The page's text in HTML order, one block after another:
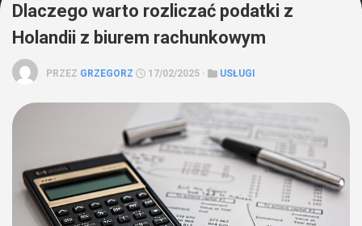
Dlaczego warto rozliczać podatki z
Holandii z biurem rachunkowym
PRZEZ GRZEGORZ 17/02/2025 · USŁUGI